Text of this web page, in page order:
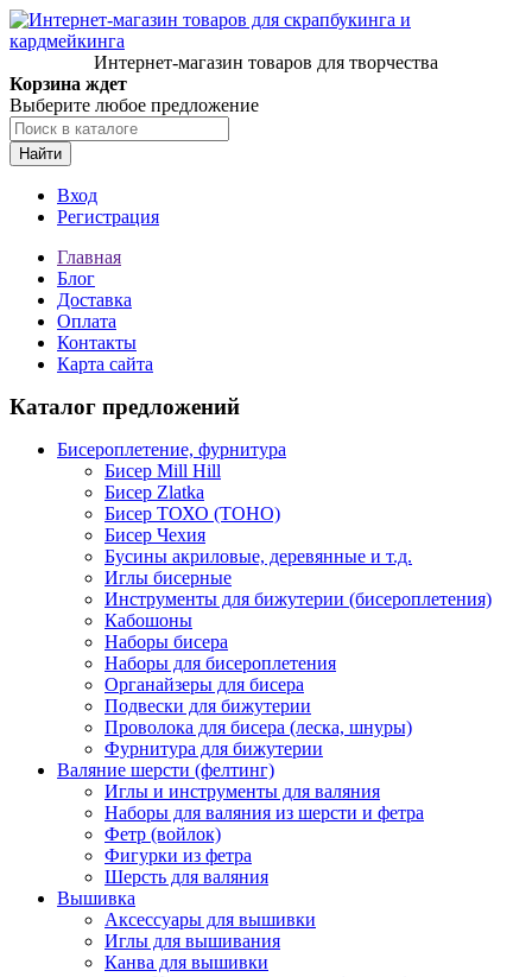
Интернет-магазин товаров для творчества
Корзина ждет
Выберите любое предложение
Найти
Вход
Регистрация
Главная
Блог
Доставка
Оплата
Контакты
Карта сайта
Каталог предложений
Бисероплетение, фурнитура
Бисер Mill Hill
Бисер Zlatka
Бисер ТОХО (TOHO)
Бисер Чехия
Бусины акриловые, деревянные и т.д.
Иглы бисерные
Инструменты для бижутерии (бисероплетения)
Кабошоны
Наборы бисера
Наборы для бисероплетения
Органайзеры для бисера
Подвески для бижутерии
Проволока для бисера (леска, шнуры)
Фурнитура для бижутерии
Валяние шерсти (фелтинг)
Иглы и инструменты для валяния
Наборы для валяния из шерсти и фетра
Фетр (войлок)
Фигурки из фетра
Шерсть для валяния
Вышивка
Аксессуары для вышивки
Иглы для вышивания
Канва для вышивки